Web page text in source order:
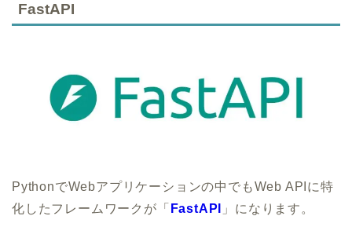
FastAPI
PythonでWebアプリケーションの中でもWeb APIに特
化したフレームワークが「 FastAPI 」になります。